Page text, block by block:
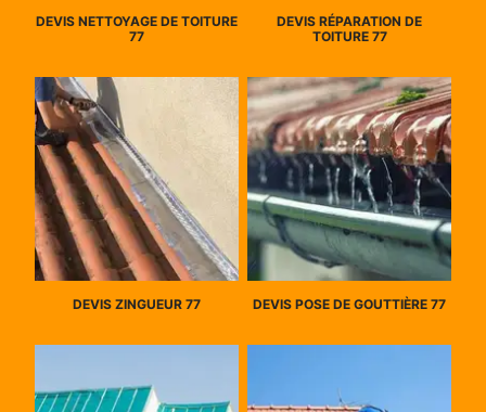
DEVIS NETTOYAGE DE TOITURE
77
DEVIS RÉPARATION DE
TOITURE 77
DEVIS ZINGUEUR 77 DEVIS POSE DE GOUTTIÈRE 77